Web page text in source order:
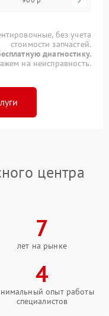
без учета
стоимости запчастей.
диагностику.
на неисправность.
центра
7
лет на рынке
4
опыт работы
специалистов